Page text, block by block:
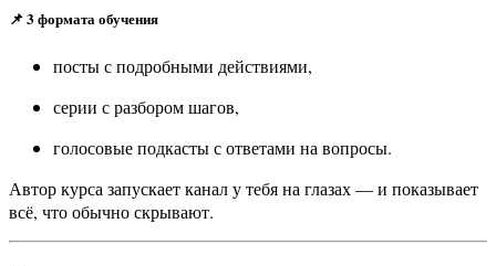
📌 3 формата обучения
посты с подробными действиями,
серии с разбором шагов,
голосовые подкасты с ответами на вопросы.
Автор курса запускает канал у тебя на глазах — и показывает
всё, что обычно скрывают.